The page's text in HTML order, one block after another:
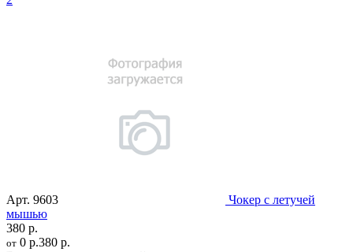
Арт. 9603
Чокер с летучей
мышью
380 р.
от 0 р.380 р.